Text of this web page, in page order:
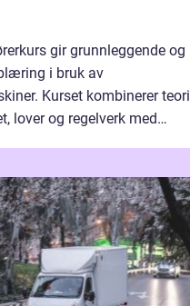
gir grunnleggende og
i bruk av
Kurset kombinerer teori
lover og regelverk med